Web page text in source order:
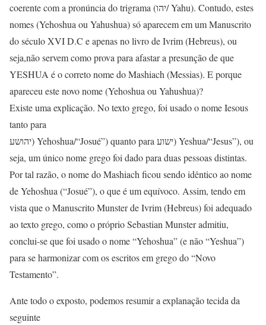
coerente com a pronúncia do trigrama (יהו/ Yahu). Contudo, estes
nomes (Yehoshua ou Yahushua) só aparecem em um Manuscrito
do século XVI D.C e apenas no livro de Ivrim (Hebreus), ou
seja,não servem como prova para afastar a presunção de que
YESHUA é o correto nome do Mashiach (Messias). E porque
apareceu este novo nome (Yehoshua ou Yahushua)?
Existe uma explicação. No texto grego, foi usado o nome Iesous
tanto para
יהושע) Yehoshua/“Josué”) quanto para ישוע) Yeshua/“Jesus”), ou
seja, um único nome grego foi dado para duas pessoas distintas.
Por tal razão, o nome do Mashiach ficou sendo idêntico ao nome
de Yehoshua (“Josué”), o que é um equívoco. Assim, tendo em
vista que o Manuscrito Munster de Ivrim (Hebreus) foi adequado
ao texto grego, como o próprio Sebastian Munster admitiu,
conclui-se que foi usado o nome “Yehoshua” (e não “Yeshua”)
para se harmonizar com os escritos em grego do “Novo
Testamento”.
Ante todo o exposto, podemos resumir a explanação tecida da
seguinte